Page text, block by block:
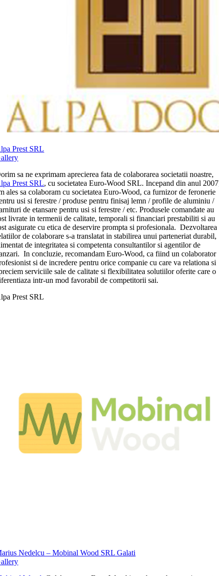
Prest SRL
sa ne exprimam aprecierea fata de colaborarea societatii noastre,
Prest SRL, cu societatea Euro-Wood SRL. Incepand din anul
ales sa colaboram cu societatea Euro-Wood, ca furnizor de feronerie
usi si ferestre / produse pentru finisaj lemn / profile de aluminiu /
de etansare pentru usi si ferestre / etc. Produsele comandate au
livrate in termenii de calitate, temporali si financiari prestabiliti si au
asigurate cu etica de deservire prompta si profesionala. Dezvoltarea
de colaborare s-a translatat in stabilirea unui parteneriat durabil,
de integritatea si competenta consultantilor si agentilor de
In concluzie, recomandam Euro-Wood, ca fiind un colaborator
si de incredere pentru orice companie cu care va relationa si
serviciile sale de calitate si flexibilitatea solutiilor oferite care o
intr-un mod favorabil de competitorii sai.
Prest SRL
Nedelcu – Mobinal Wood SRL Galati